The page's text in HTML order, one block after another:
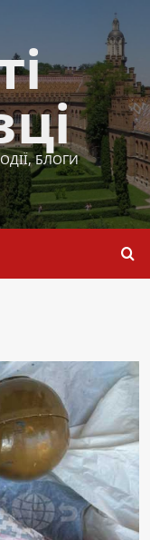
БЛОГИ